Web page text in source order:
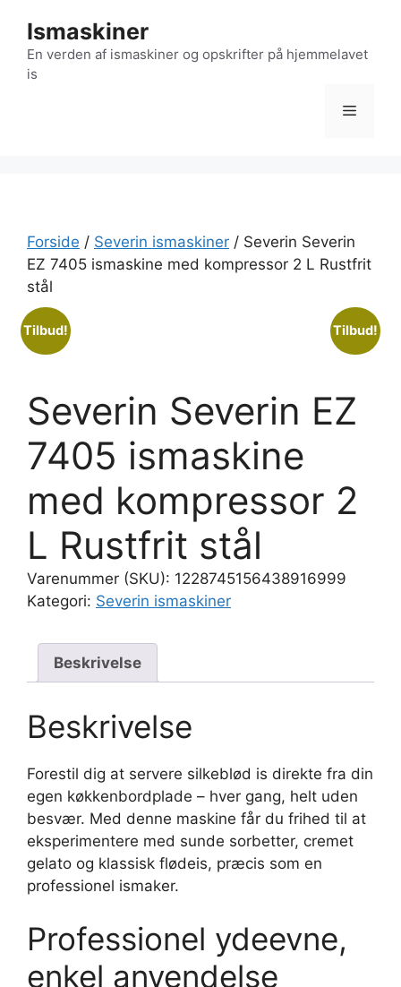
indhold
Ismaskiner
En verden af ismaskiner og opskrifter på hjemmelavet
is
Menu
Forside / Severin ismaskiner / Severin Severin
EZ 7405 ismaskine med kompressor 2 L Rustfrit
stål
Tilbud!
Severin Severin EZ
7405 ismaskine
med kompressor 2
L Rustfrit stål
Varenummer (SKU): 1228745156438916999
Kategori: Severin ismaskiner
Beskrivelse
Beskrivelse
Forestil dig at servere silkeblød is direkte fra din
egen køkkenbordplade – hver gang, helt uden
besvær. Med denne maskine får du frihed til at
eksperimentere med sunde sorbetter, cremet
gelato og klassisk flødeis, præcis som en
professionel ismaker.
Professionel ydeevne,
enkel anvendelse
Tilbud!